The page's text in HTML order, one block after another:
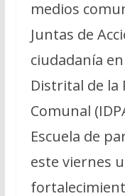
medios
Juntas de
ciudadanía
Distrital de la
Comunal
Escuela de
este viernes